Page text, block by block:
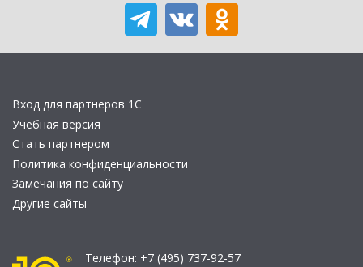
Вход для партнеров 1С
Учебная версия
Стать партнером
Политика конфиденциальности
Замечания по сайту
Другие сайты
Телефон: +7 (495) 737-92-57